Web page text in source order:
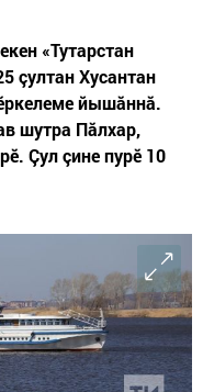
«Тутарстан
çултан Хусантан
йышăннă.
шутра Пăлхар,
Çул çине пурӗ 10